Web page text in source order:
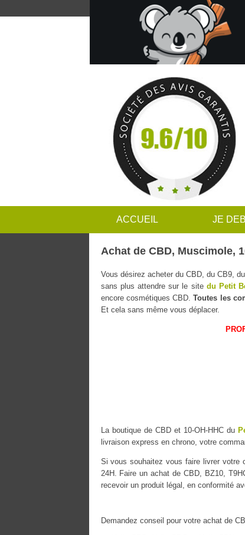
ACCUEIL JE
Achat de CBD, Muscimole,
Vous désirez acheter du CBD, du CB9,
sans plus attendre sur le site du Petit
encore cosmétiques CBD.Toutes les
Et cela sans même vous déplacer.
La boutique de CBD et 10-OH-HHC du
livraison express en chrono, votre
Si vous souhaitez vous faire livrer votre
24H. Faire un achat de CBD, BZ10,
recevoir un produit légal, en conformité
Demandez conseil pour votre achat de